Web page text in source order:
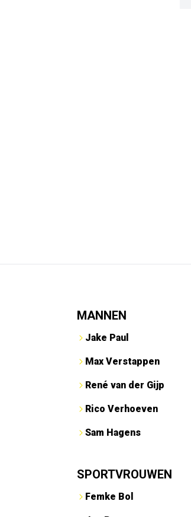
MANNEN
Jake Paul
Max Verstappen
René van der Gijp
Rico Verhoeven
Sam Hagens
SPORTVROUWEN
Femke Bol